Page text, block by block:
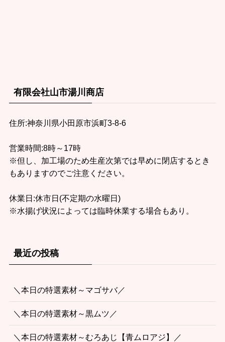
有限会社山市湯川商店
住所:神奈川県小田原市浜町3-8-6
営業時間:8時～17時
※但し、加工場のため生産次第では早めに閉店するとき
もありますのでご注意ください。
休業日:休市日(不定期の水曜日)
※水揚げ状況によっては臨時休業する場合もあり。
最近の投稿
＼本日の特選素材～マゴサバ／
＼本日の特選素材～黒ムツ／
＼本日の特選素材～むろあじ【青ムロアジ】／